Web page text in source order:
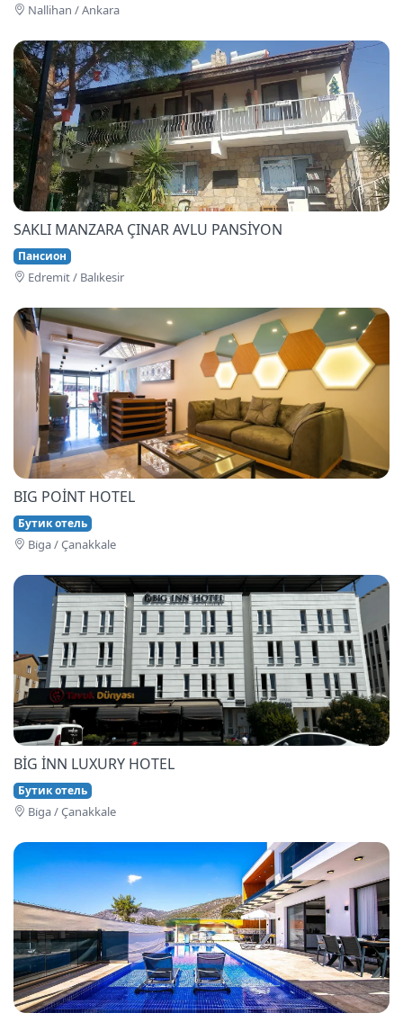
Nallihan / Ankara
SAKLI MANZARA ÇINAR AVLU PANSİYON
Пансион
Edremi̇t / Balıkesir
BIG POİNT HOTEL
Бутик отель
Bi̇ga / Çanakkale
BİG İNN LUXURY HOTEL
Бутик отель
Bi̇ga / Çanakkale